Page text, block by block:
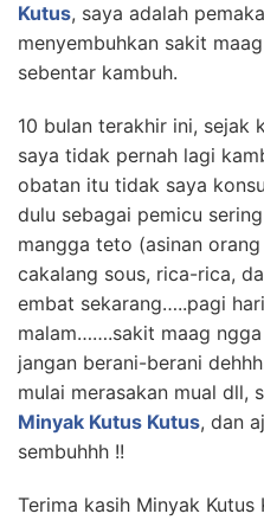
Kutus, saya adalah
menyembuhkan sakit
sebentar kambuh.
10 bulan terakhir ini, sejak
saya tidak pernah lagi
obatan itu tidak saya
dulu sebagai pemicu
mangga teto (asinan
cakalang sous, rica-rica,
embat sekarang…..pagi
malam…….sakit maag
jangan berani-berani
mulai merasakan mual dll,
Minyak Kutus Kutus, dan
sembuhhh !!
Terima kasih Minyak Kutus